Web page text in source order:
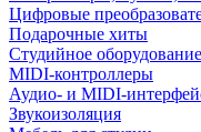
Цифровые
Подарочные хиты
Студийное оборудование
MIDI-контроллеры
Аудио- и MIDI-
Звукоизоляция